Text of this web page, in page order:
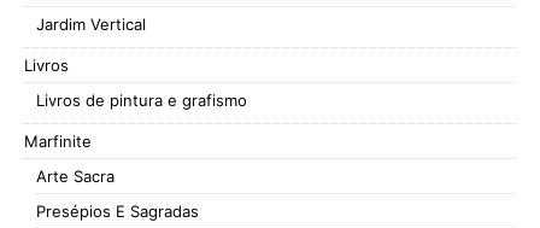
Jardim Vertical
Livros
Livros de pintura e grafismo
Marfinite
Arte Sacra
Presépios E Sagradas